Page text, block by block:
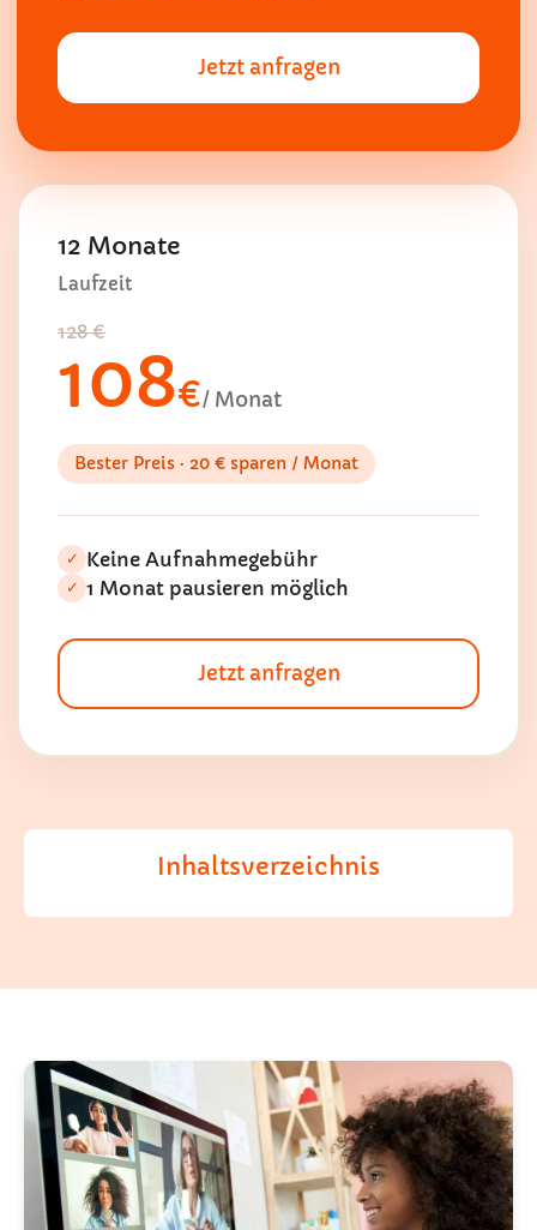
Jetzt anfragen
12 Monate
Laufzeit
128 €
108€/ Monat
Bester Preis · 20 € sparen / Monat
✓ Keine Aufnahmegebühr
✓ 1 Monat pausieren möglich
Jetzt anfragen
Inhaltsverzeichnis